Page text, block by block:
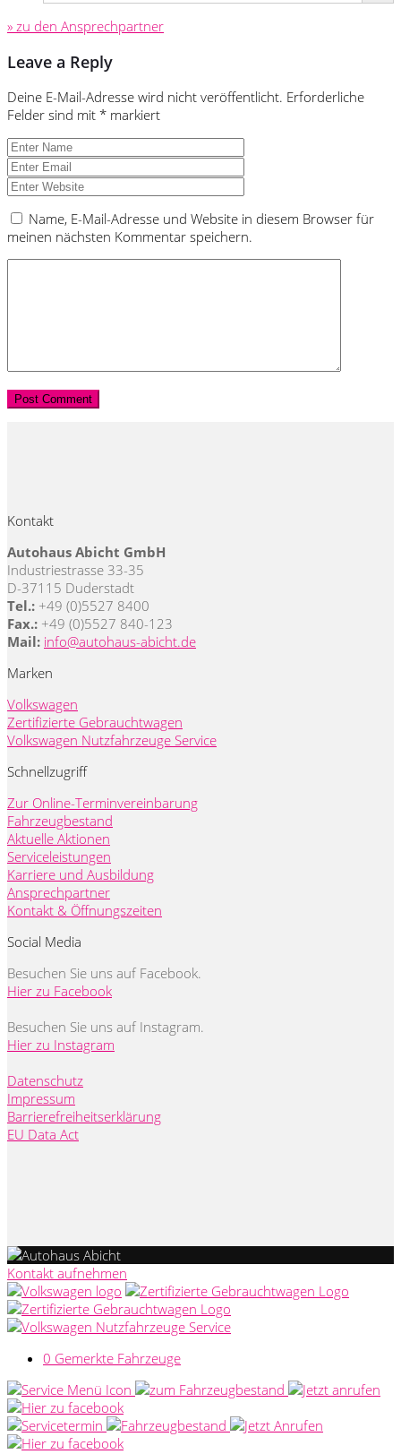
» zu den Ansprechpartner
Leave a Reply
Deine E-Mail-Adresse wird nicht veröffentlicht. Erforderliche
Felder sind mit * markiert
Name, E-Mail-Adresse und Website in diesem Browser für
meinen nächsten Kommentar speichern.
Kontakt
Autohaus Abicht GmbH
Industriestrasse 33-35
D-37115 Duderstadt
Tel.: +49 (0)5527 8400
Fax.: +49 (0)5527 840-123
Mail: info@autohaus-abicht.de
Marken
Volkswagen
Zertifizierte Gebrauchtwagen
Volkswagen Nutzfahrzeuge Service
Schnellzugriff
Zur Online-Terminvereinbarung
Fahrzeugbestand
Aktuelle Aktionen
Serviceleistungen
Karriere und Ausbildung
Ansprechpartner
Kontakt & Öffnungszeiten
Social Media
Besuchen Sie uns auf Facebook.
Hier zu Facebook
Besuchen Sie uns auf Instagram.
Hier zu Instagram
Datenschutz
Impressum
Barrierefreiheitserklärung
EU Data Act
Kontakt aufnehmen
0 Gemerkte Fahrzeuge